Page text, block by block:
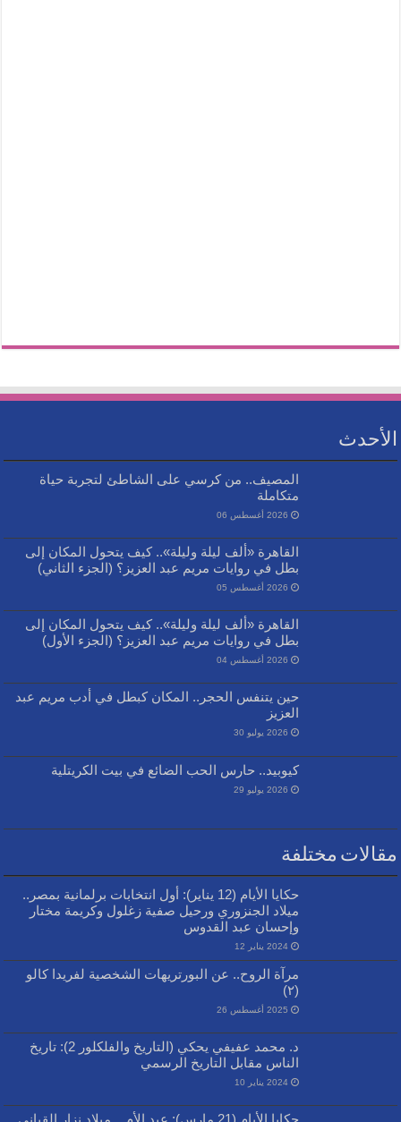
الأحدث
المصيف.. من كرسي على الشاطئ لتجربة حياة
متكاملة
2026 أغسطس 06
القاهرة «ألف ليلة وليلة».. كيف يتحول المكان إلى
بطل في روايات مريم عبد العزيز؟ (الجزء الثاني)
2026 أغسطس 05
القاهرة «ألف ليلة وليلة».. كيف يتحول المكان إلى
بطل في روايات مريم عبد العزيز؟ (الجزء الأول)
2026 أغسطس 04
حين يتنفس الحجر.. المكان كبطل في أدب مريم عبد
العزيز
2026 يوليو 30
كيوبيد.. حارس الحب الضائع في بيت الكريتلية
2026 يوليو 29
مقالات مختلفة
حكايا الأيام (12 يناير): أول انتخابات برلمانية بمصر..
ميلاد الجنزوري ورحيل صفية زغلول وكريمة مختار
وإحسان عبد القدوس
2024 يناير 12
مرآة الروح.. عن البورتريهات الشخصية لفريدا كالو
(٢)
2025 أغسطس 26
د. محمد عفيفي يحكي (التاريخ والفلكلور 2): تاريخ
الناس مقابل التاريخ الرسمي
2024 يناير 10
حكايا الأيام (21 مارس): عيد الأم .. ميلاد نزار القباني